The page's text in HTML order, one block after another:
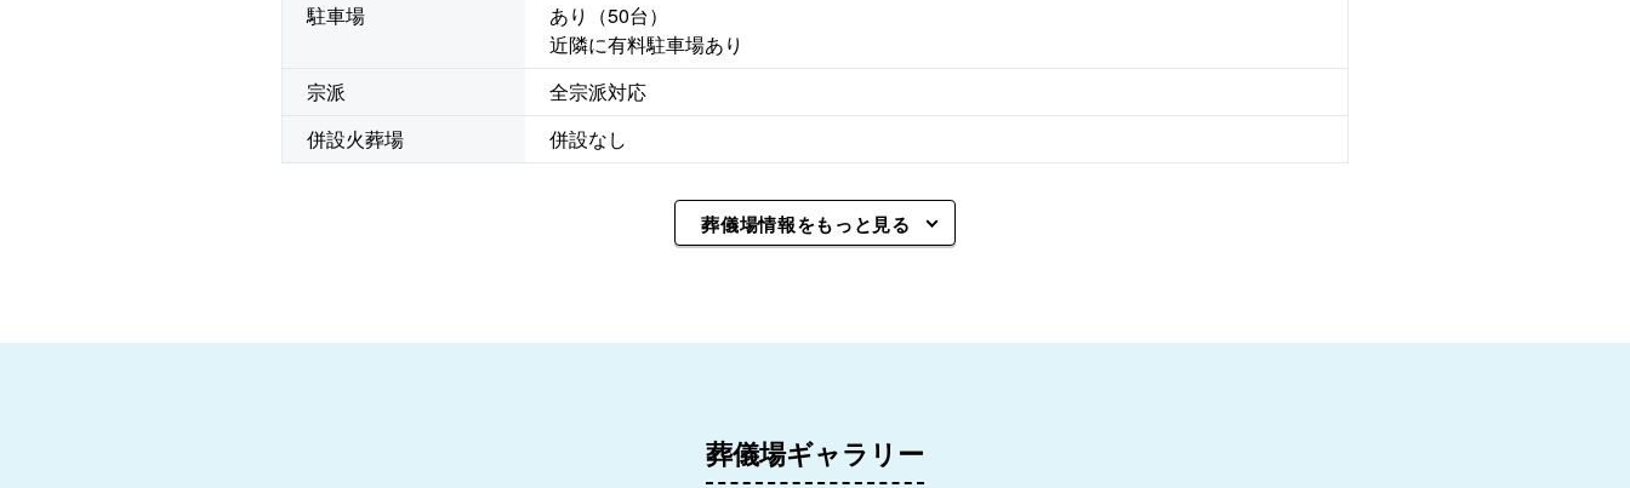
駐車場
あり（50台）
近隣に有料駐車場あり
宗派
全宗派対応
併設火葬場
併設なし
葬儀場情報をもっと見る
葬儀場ギャラリー